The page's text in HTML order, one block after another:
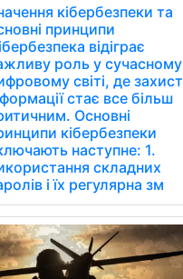
кібербезпеки та
принципи
відіграє
роль у сучасному
світі, де захист
стає все більш
Основні
кібербезпеки
наступне: 1.
складних
і їх регулярна зм